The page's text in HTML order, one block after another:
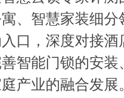
、智慧家装细
口，深度对接
智能门锁的安
产业的融合发展